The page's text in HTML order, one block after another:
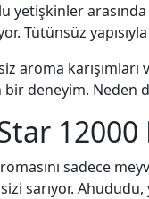
yetişkinler
Tütünsüz
aroma
deneyim. Neden
sadece
sarıyor.